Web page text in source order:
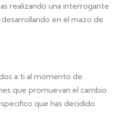
realizando una interrogante
en el mazo de
a ti al momento de
que promuevan el cambio
que has decidido